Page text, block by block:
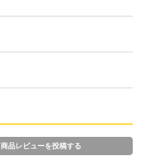
商品レビューを投稿する